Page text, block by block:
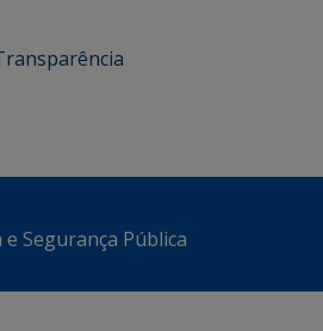
Segurança Pública